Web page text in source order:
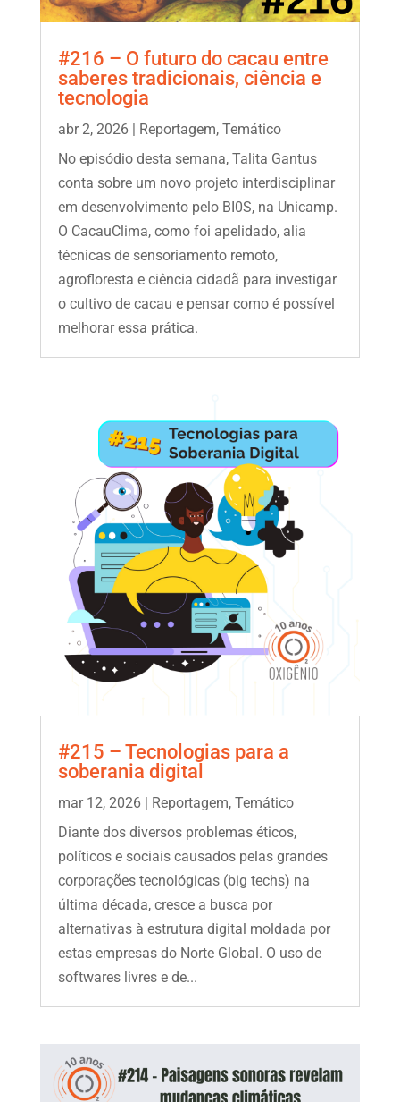
#216 – O futuro do cacau entre
saberes tradicionais, ciência e
tecnologia
abr 2, 2026| Reportagem, Temático
No episódio desta semana, Talita Gantus
conta sobre um novo projeto interdisciplinar
em desenvolvimento pelo BI0S, na Unicamp.
O CacauClima, como foi apelidado, alia
técnicas de sensoriamento remoto,
agrofloresta e ciência cidadã para investigar
o cultivo de cacau e pensar como é possível
melhorar essa prática.
#215 – Tecnologias para a
soberania digital
mar 12, 2026| Reportagem, Temático
Diante dos diversos problemas éticos,
políticos e sociais causados pelas grandes
corporações tecnológicas (big techs) na
última década, cresce a busca por
alternativas à estrutura digital moldada por
estas empresas do Norte Global. O uso de
softwares livres e de...